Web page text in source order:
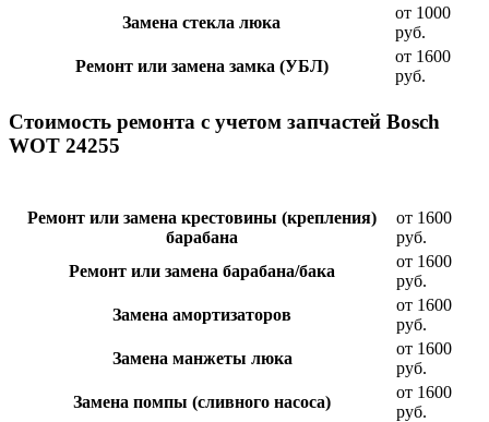
Замена стекла люка
от 1000
руб.
Ремонт или замена замка (УБЛ)
от 1600
руб.
Стоимость ремонта с учетом запчастей Bosch
WOT 24255
Ремонт или замена крестовины (крепления)
барабана
от 1600
руб.
Ремонт или замена барабана/бака
от 1600
руб.
Замена амортизаторов
от 1600
руб.
Замена манжеты люка
от 1600
руб.
Замена помпы (сливного насоса)
от 1600
руб.